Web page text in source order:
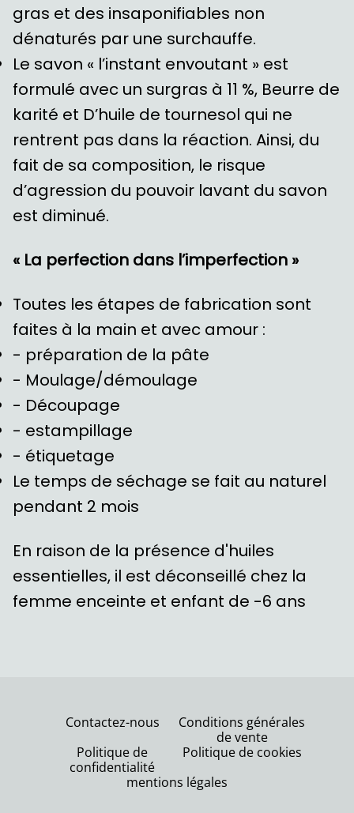
gras et des insaponifiables non
dénaturés par une surchauffe.
Le savon « l’instant envoutant » est
formulé avec un surgras à 11 %, Beurre de
karité et D’huile de tournesol qui ne
rentrent pas dans la réaction. Ainsi, du
fait de sa composition, le risque
d’agression du pouvoir lavant du savon
est diminué.
« La perfection dans l’imperfection »
Toutes les étapes de fabrication sont
faites à la main et avec amour :
- préparation de la pâte
- Moulage/démoulage
- Découpage
- estampillage
- étiquetage
Le temps de séchage se fait au naturel
pendant 2 mois
En raison de la présence d'huiles
essentielles, il est déconseillé chez la
femme enceinte et enfant de -6 ans
Contactez-nous
Conditions générales
de vente
Politique de
confidentialité
Politique de cookies
mentions légales